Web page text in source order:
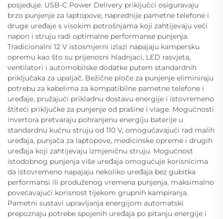
posjeduje. USB-C Power Delivery priključci osiguravaju
brzo punjenje za laptopove, naprednije pametne telefone i
druge uređaje s visokim potrošnjama koji zahtijevaju veći
napon i struju radi optimalne performanse punjenja.
Tradicionalni 12 V istosmjerni izlazi napajaju kampersku
opremu kao što su prijenosni hladnjaci, LED rasvjeta,
ventilatori i automobilske dodatke putem standardnih
priključaka za upaljač. Bežične ploče za punjenje eliminiraju
potrebu za kabelima za kompatibilne pametne telefone i
uređaje, pružajući prikladnu dostavu energije i istovremeno
štiteći priključke za punjenje od prašine i vlage. Mogućnosti
invertora pretvaraju pohranjenu energiju baterije u
standardnu kućnu struju od 110 V, omogućavajući rad malih
uređaja, punjača za laptopove, medicinske opreme i drugih
uređaja koji zahtijevaju izmjeničnu struju. Mogućnost
istodobnog punjenja više uređaja omogućuje korisnicima
da istovremeno napajaju nekoliko uređaja bez gubitka
performansi ili produženog vremena punjenja, maksimalno
povećavajući korisnost tijekom grupnih kampiranja.
Pametni sustavi upravljanja energijom automatski
prepoznaju potrebe spojenih uređaja po pitanju energije i